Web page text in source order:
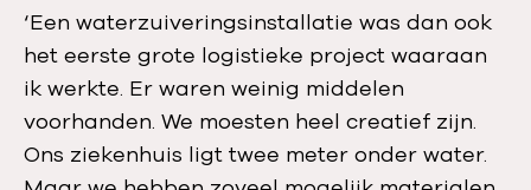
‘Een waterzuiveringsinstallatie was dan ook
het eerste grote logistieke project waaraan
ik werkte. Er waren weinig middelen
voorhanden. We moesten heel creatief zijn.
Ons ziekenhuis ligt twee meter onder water.